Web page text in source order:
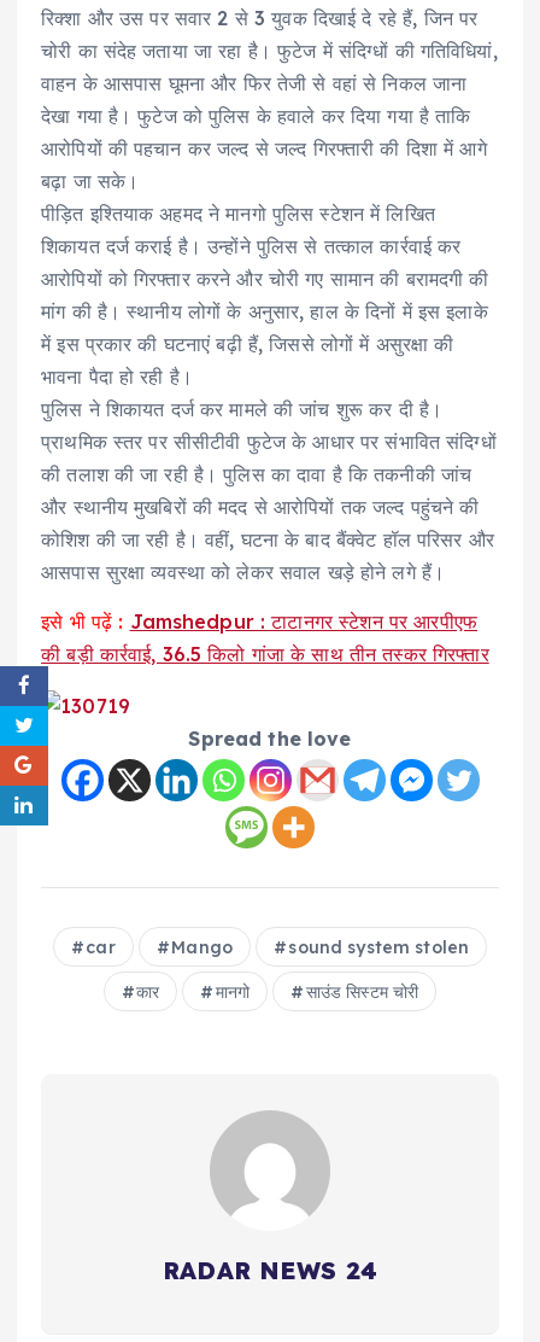
रिक्शा और उस पर सवार 2 से 3 युवक दिखाई दे रहे हैं, जिन पर
चोरी का संदेह जताया जा रहा है। फुटेज में संदिग्धों की गतिविधियां,
वाहन के आसपास घूमना और फिर तेजी से वहां से निकल जाना
देखा गया है। फुटेज को पुलिस के हवाले कर दिया गया है ताकि
आरोपियों की पहचान कर जल्द से जल्द गिरफ्तारी की दिशा में आगे
बढ़ा जा सके।
पीड़ित इश्तियाक अहमद ने मानगो पुलिस स्टेशन में लिखित
शिकायत दर्ज कराई है। उन्होंने पुलिस से तत्काल कार्रवाई कर
आरोपियों को गिरफ्तार करने और चोरी गए सामान की बरामदगी की
मांग की है। स्थानीय लोगों के अनुसार, हाल के दिनों में इस इलाके
में इस प्रकार की घटनाएं बढ़ी हैं, जिससे लोगों में असुरक्षा की
भावना पैदा हो रही है।
पुलिस ने शिकायत दर्ज कर मामले की जांच शुरू कर दी है।
प्राथमिक स्तर पर सीसीटीवी फुटेज के आधार पर संभावित संदिग्धों
की तलाश की जा रही है। पुलिस का दावा है कि तकनीकी जांच
और स्थानीय मुखबिरों की मदद से आरोपियों तक जल्द पहुंचने की
कोशिश की जा रही है। वहीं, घटना के बाद बैंक्वेट हॉल परिसर और
आसपास सुरक्षा व्यवस्था को लेकर सवाल खड़े होने लगे हैं।
इसे भी पढ़ें : Jamshedpur : टाटानगर स्टेशन पर आरपीएफ
की बड़ी कार्रवाई, 36.5 किलो गांजा के साथ तीन तस्कर गिरफ्तार
Spread the love
car Mango sound system stolen
कार मानगो साउंड सिस्टम चोरी
RADAR NEWS 24